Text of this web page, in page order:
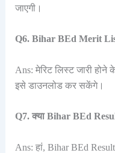
जाएगी।
Q6. Bihar BEd Merit
Ans: मेरिट लिस्ट जारी होने
इसे डाउनलोड कर सकेंगे।
Q7. क्या Bihar BEd
Ans: हां, Bihar BEd